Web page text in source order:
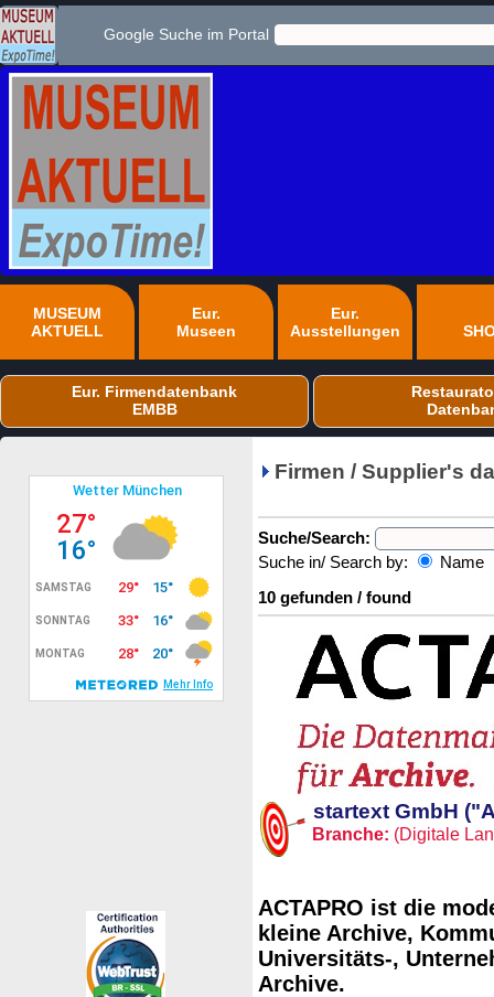
Google Suche im Portal
MUSEUM
AKTUELL
Eur.
Museen
Eur.
Ausstellungen
Eur. Firmendatenbank
EMBB
Firmen / Supplier's
Suche/Search:
Suche in/ Search by:
Name
10 gefunden / found
startext GmbH
Branche: (Digitale
ACTAPRO ist die
kleine Archive,
Universitäts-,
Archive.